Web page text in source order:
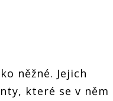
něžné. Jejich
které se v něm